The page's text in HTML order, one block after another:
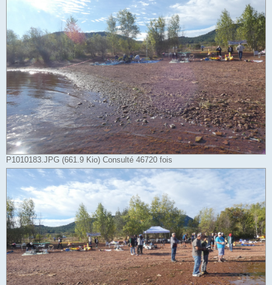
P1010183.JPG (661.9 Kio) Consulté 46720 fois